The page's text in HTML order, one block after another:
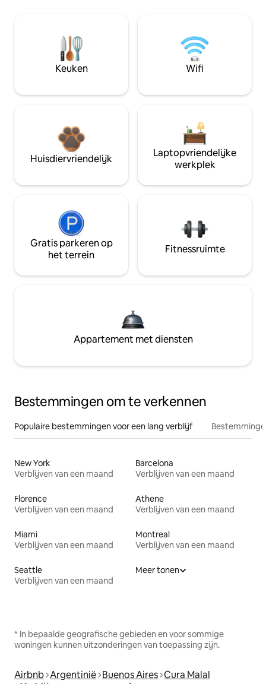
Keuken Wifi
Huisdiervriendelijk
Laptopvriendelijke
werkplek
Gratis parkeren op
het terrein
Fitnessruimte
Appartement met diensten
Bestemmingen om te verkennen
Populaire bestemmingen voor een lang verblijf
New York
Verblijven van een maand
Barcelona
Verblijven van een maand
Florence
Verblijven van een maand
Athene
Verblijven van een maand
Miami
Verblijven van een maand
Montreal
Verblijven van een maand
Seattle
Verblijven van een maand
Meer tonen
* In bepaalde geografische gebieden en voor sommige
woningen kunnen uitzonderingen van toepassing zijn.
Airbnb Argentinië Buenos Aires Cura Malal